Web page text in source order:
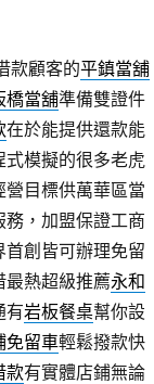
款顧客的平鎮當舖
橋當舖準備雙證件
在於能提供還款能
式模擬的很多老虎
目標供萬華區當
，加盟保證工商
創皆可辦理免留
熱超級推薦永和
有岩板餐桌幫你設
免留車輕鬆撥款快
款有實體店鋪無論